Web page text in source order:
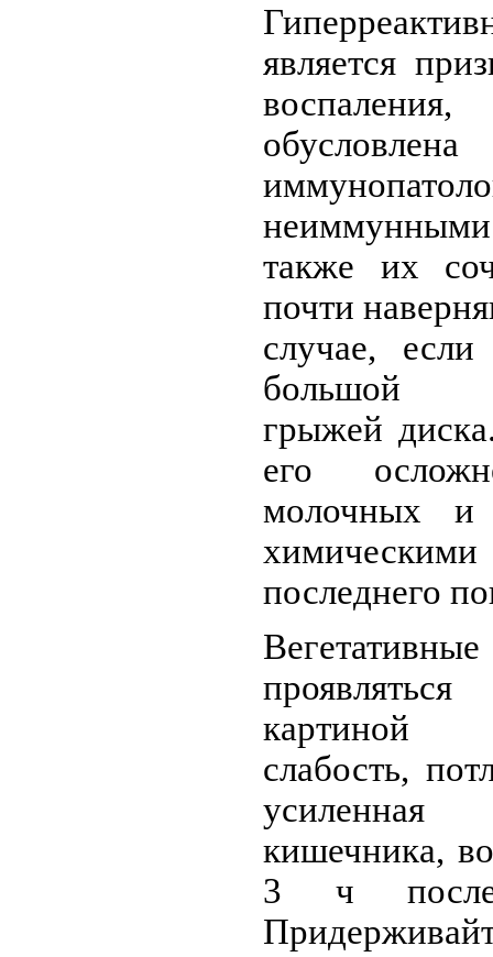
является
обусловлена
также их
почти
случае,
большой
грыжей
его
молочных и
химическими
последнего
картиной
слабость,
кишечника,
3 ч